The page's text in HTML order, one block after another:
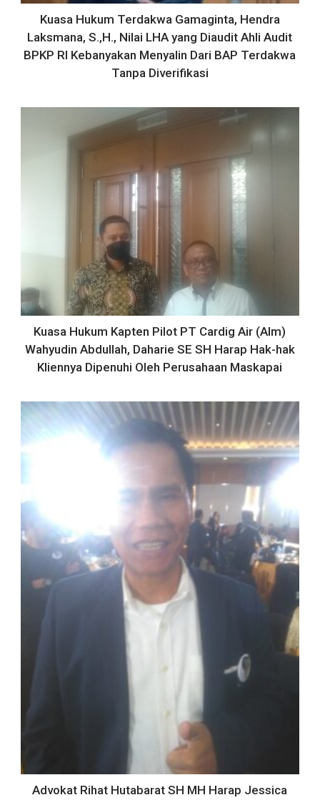
Kuasa Hukum Terdakwa Gamaginta, Hendra
Laksmana, S.,H., Nilai LHA yang Diaudit Ahli Audit
BPKP RI Kebanyakan Menyalin Dari BAP Terdakwa
Tanpa Diverifikasi
Kuasa Hukum Kapten Pilot PT Cardig Air (Alm)
Wahyudin Abdullah, Daharie SE SH Harap Hak-hak
Kliennya Dipenuhi Oleh Perusahaan Maskapai
Advokat Rihat Hutabarat SH MH Harap Jessica